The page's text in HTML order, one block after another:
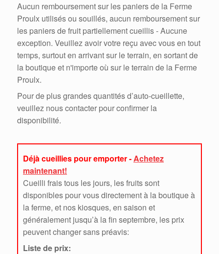
Aucun remboursement sur les paniers de la Ferme
Proulx utilisés ou souillés, aucun remboursement sur
les paniers de fruit partiellement cueillis - Aucune
exception. Veuillez avoir votre reçu avec vous en tout
temps, surtout en arrivant sur le terrain, en sortant de
la boutique et n'importe où sur le terrain de la Ferme
Proulx.
Pour de plus grandes quantités d’auto-cueillette,
veuillez nous contacter pour confirmer la
disponibilité.
Déjà cueillies pour emporter -Achetez
maintenant!
Cueilli frais tous les jours, les fruits sont
disponibles pour vous directement à la boutique à
la ferme, et nos kiosques, en saison et
généralement jusqu’à la fin septembre, les prix
peuvent changer sans préavis:
Liste de prix: